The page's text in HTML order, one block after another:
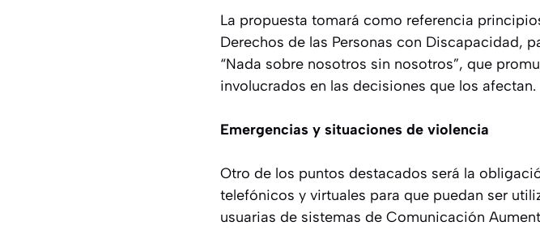
La propuesta tomará como referencia
Derechos de las Personas con Discapacidad,
“Nada sobre nosotros sin nosotros”, que
involucrados en las decisiones que los afectan.
Emergencias y situaciones de violencia
Otro de los puntos destacados será la
telefónicos y virtuales para que puedan ser
usuarias de sistemas de Comunicación